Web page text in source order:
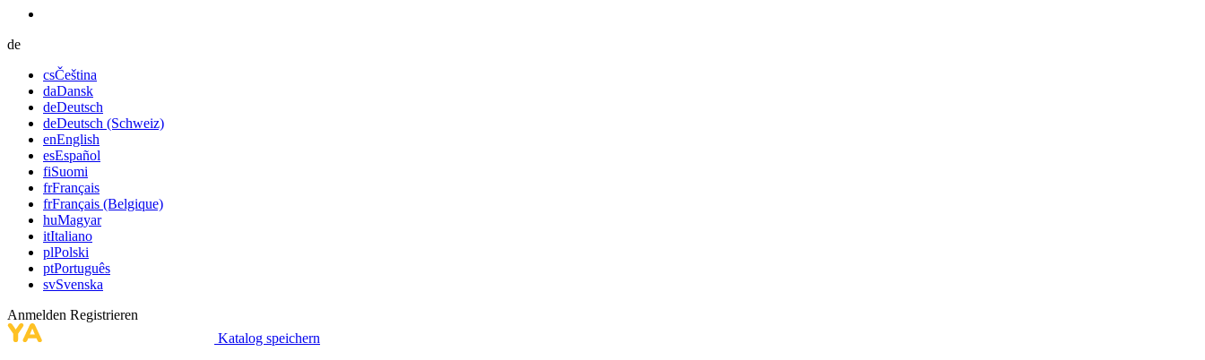
de
csČeština
daDansk
deDeutsch
deDeutsch (Schweiz)
enEnglish
esEspañol
fiSuomi
frFrançais
frFrançais (Belgique)
huMagyar
itItaliano
plPolski
ptPortuguês
svSvenska
Anmelden Registrieren
Katalog speichern